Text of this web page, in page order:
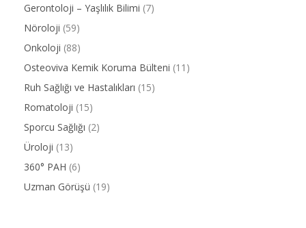
Gerontoloji – Yaşlılık Bilimi (7)
Nöroloji (59)
Onkoloji (88)
Osteoviva Kemik Koruma Bülteni (11)
Ruh Sağlığı ve Hastalıkları (15)
Romatoloji (15)
Sporcu Sağlığı (2)
Üroloji (13)
360° PAH (6)
Uzman Görüşü (19)